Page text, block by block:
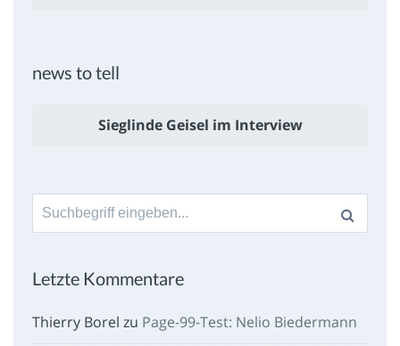
news to tell
Sieglinde Geisel im Interview
Suche
nach:
Letzte Kommentare
Thierry Borel zu Page-99-Test: Nelio Biedermann